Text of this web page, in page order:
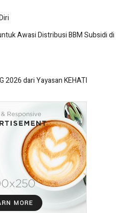
Awasi Distribusi BBM Subsidi di
2026 dari Yayasan KEHATI